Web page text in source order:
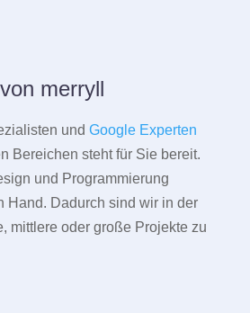
merryll
und Google Experten
Bereichen steht für Sie bereit.
und Programmierung
Hand. Dadurch sind wir in der
mittlere oder große Projekte zu